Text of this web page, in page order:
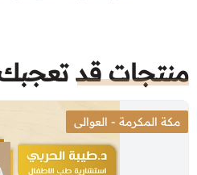
منتجات قد تعجبك
مكة المكرمة - العوالى